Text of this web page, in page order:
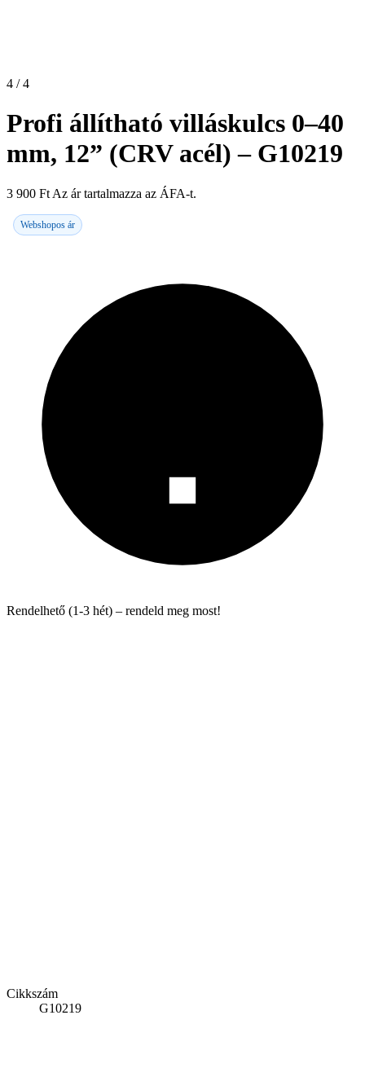
4 / 4
Profi állítható villáskulcs 0–40
mm, 12” (CRV acél) – G10219
3 900 Ft Az ár tartalmazza az ÁFA-t.
Webshopos ár
Rendelhető (1-3 hét) – rendeld meg most!
Cikkszám
G10219